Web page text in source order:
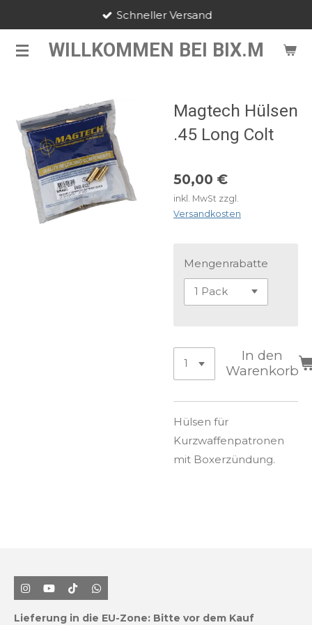
springen WILLKOMMEN BEI BIX.M
Schneller Versand
Magtech Hülsen
.45 Long Colt
50,00 €
inkl. MwSt zzgl.
Versandkosten
Mengenrabatte
In den
Warenkorb
Hülsen für
Kurzwaffenpatronen
mit Boxerzündung.
I
n
Y
o
T
i
k
W
h
Lieferung in die EU-Zone: Bitte vor dem Kauf